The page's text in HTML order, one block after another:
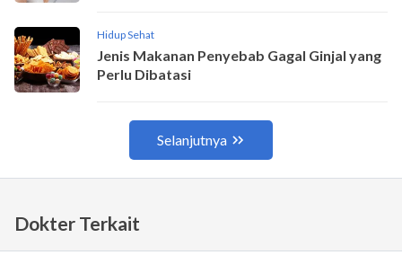
Dokter Terkait